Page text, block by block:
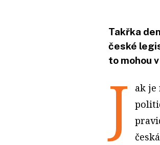
Takřka
české
to mohou
J
ak je